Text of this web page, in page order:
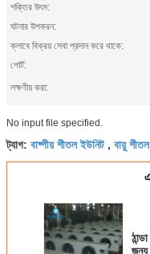
শক্তির উৎস:
ঘটনার উপকরন:
ক্লাবে বিক্রয় সেবা প্রদান করে থাকে:
পোর্ট:
লক্ষণীয় করা:
No input file specified.
ট্যাগ: বাষ্পীয় শীতল ইউনিট, বায়ু
জন্য